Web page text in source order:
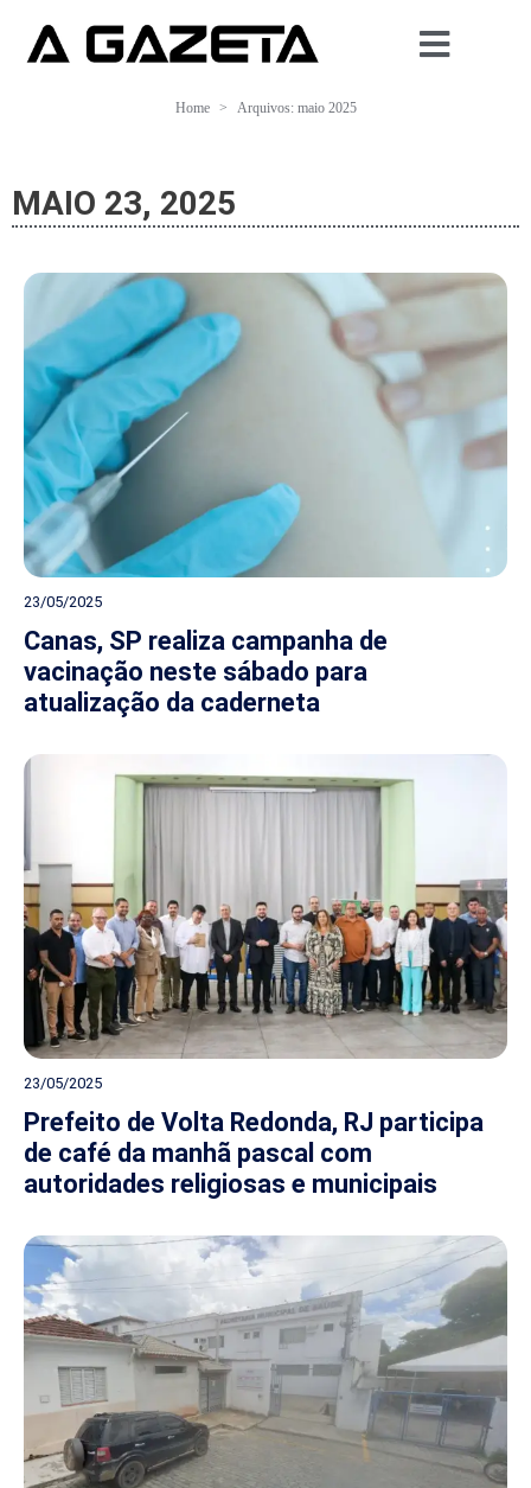
Home Arquivos: maio 2025
MAIO 23, 2025
23/05/2025
Canas, SP realiza campanha de
vacinação neste sábado para
atualização da caderneta
23/05/2025
Prefeito de Volta Redonda, RJ participa
de café da manhã pascal com
autoridades religiosas e municipais